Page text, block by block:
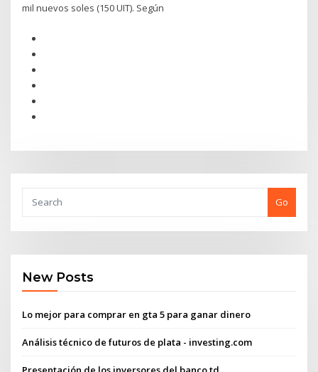
mil nuevos soles (150 UIT). Según
Go
New Posts
Lo mejor para comprar en gta 5 para ganar dinero
Análisis técnico de futuros de plata - investing.com